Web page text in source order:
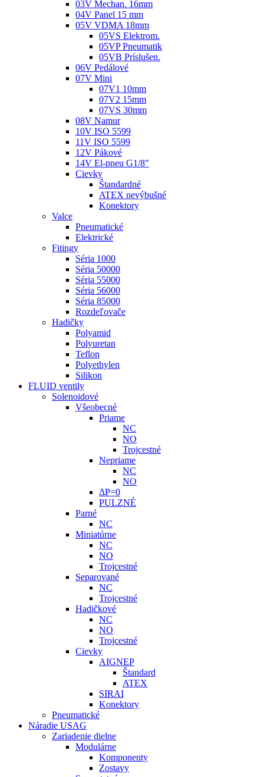
03V Mechan. 16mm
04V Panel 15 mm
05V VDMA 18mm
05VS Elektrom.
05VP Pneumatik
05VB Príslušen.
06V Pedálové
07V Mini
07V1 10mm
07V2 15mm
07VS 30mm
08V Namur
10V ISO 5599
11V ISO 5599
12V Pákové
14V El-pneu G1/8"
Cievky
Štandardné
ATEX nevýbušné
Konektory
Valce
Pneumatické
Elektrické
Fitingy
Séria 1000
Séria 50000
Séria 55000
Séria 56000
Séria 85000
Rozdeľovače
Hadičky
Polyamid
Polyuretan
Teflon
Polyethylen
Silikon
FLUID ventily
Solenoidové
Všeobecné
Priame
NC
NO
Trojcestné
Nepriame
NC
NO
ΔP=0
PULZNÉ
Parné
NC
Miniatúrne
NC
NO
Trojcestné
Separované
NC
Trojcestné
Hadičkové
NC
NO
Trojcestné
Cievky
AIGNEP
Štandard
ATEX
SIRAI
Konektory
Pneumatické
Náradie USAG
Zariadenie dielne
Modulárne
Komponenty
Zostavy